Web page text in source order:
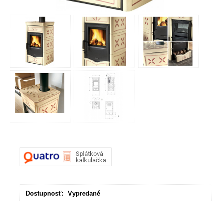
Dostupnosť: Vypredané